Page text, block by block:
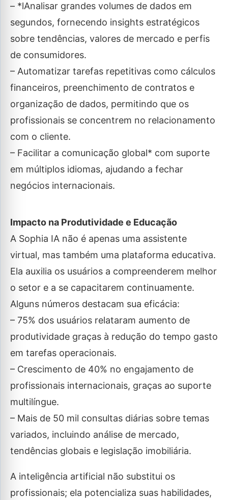
– *lAnalisar grandes volumes de dados em
segundos, fornecendo insights estratégicos
sobre tendências, valores de mercado e perfis
de consumidores.
– Automatizar tarefas repetitivas como cálculos
financeiros, preenchimento de contratos e
organização de dados, permitindo que os
profissionais se concentrem no relacionamento
com o cliente.
– Facilitar a comunicação global* com suporte
em múltiplos idiomas, ajudando a fechar
negócios internacionais.
Impacto na Produtividade e Educação
A Sophia IA não é apenas uma assistente
virtual, mas também uma plataforma educativa.
Ela auxilia os usuários a compreenderem melhor
o setor e a se capacitarem continuamente.
Alguns números destacam sua eficácia:
– 75% dos usuários relataram aumento de
produtividade graças à redução do tempo gasto
em tarefas operacionais.
– Crescimento de 40% no engajamento de
profissionais internacionais, graças ao suporte
multilíngue.
– Mais de 50 mil consultas diárias sobre temas
variados, incluindo análise de mercado,
tendências globais e legislação imobiliária.
A inteligência artificial não substitui os
profissionais; ela potencializa suas habilidades,